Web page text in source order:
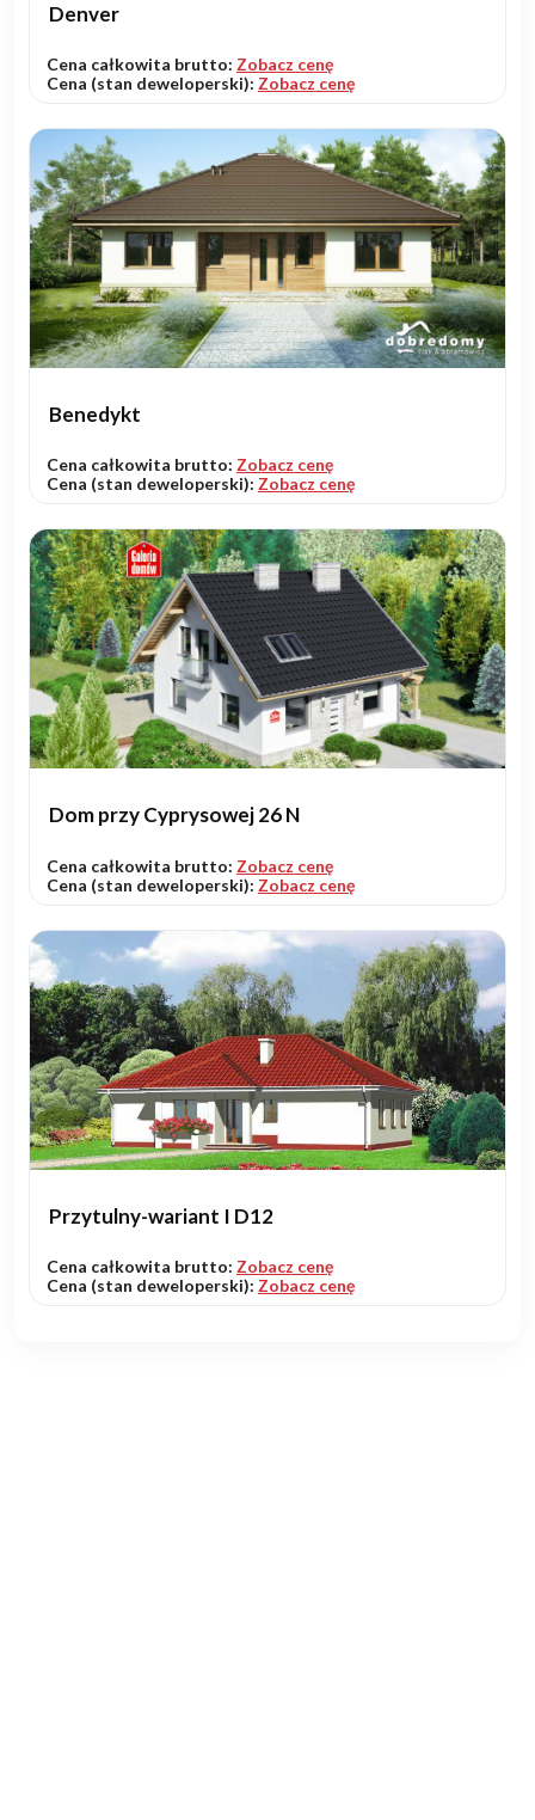
Denver
Cena całkowita brutto: Zobacz cenę
Cena (stan deweloperski): Zobacz cenę
Benedykt
Cena całkowita brutto: Zobacz cenę
Cena (stan deweloperski): Zobacz cenę
Dom przy Cyprysowej 26 N
Cena całkowita brutto: Zobacz cenę
Cena (stan deweloperski): Zobacz cenę
Przytulny-wariant I D12
Cena całkowita brutto: Zobacz cenę
Cena (stan deweloperski): Zobacz cenę